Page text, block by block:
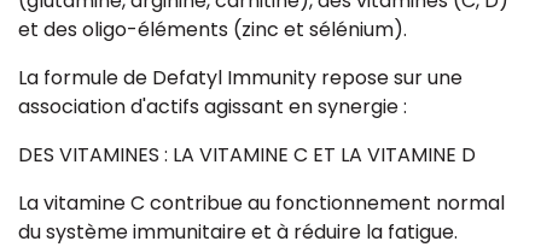
et des oligo-éléments (zinc et sélénium).
La formule de Defatyl Immunity repose sur une
association d'actifs agissant en synergie :
DES VITAMINES : LA VITAMINE C ET LA VITAMINE D
La vitamine C contribue au fonctionnement normal
du système immunitaire et à réduire la fatigue.